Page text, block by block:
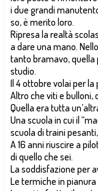
i due grandi
so, è merito loro.
Ripresa la realtà
a dare una mano.
tanto bramavo, quella
studio.
Il 4 ottobre volai per
Altro che viti e bulloni,
Quella era tutta
Una scuola in cui il
scuola di traini
A 16 anni riuscire a
di quello che sei.
La soddisfazione per
Le termiche in pianura